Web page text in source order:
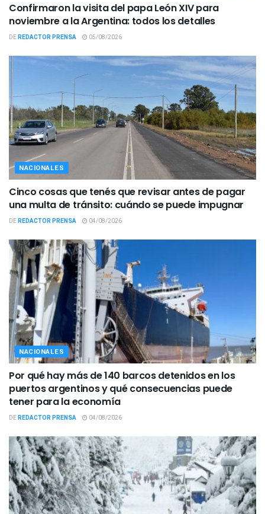
Confirmaron la visita del papa León XIV para
noviembre a la Argentina: todos los detalles
DEREDACTOR PRENSA 05/08/2026
NACIONALES
Cinco cosas que tenés que revisar antes de pagar
una multa de tránsito: cuándo se puede impugnar
DEREDACTOR PRENSA 04/08/2026
NACIONALES
Por qué hay más de 140 barcos detenidos en los
puertos argentinos y qué consecuencias puede
tener para la economía
DEREDACTOR PRENSA 04/08/2026